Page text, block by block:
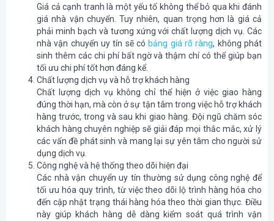
Giá cả cạnh tranh là một yếu tố không thể bỏ qua khi đánh
giá nhà vận chuyển. Tuy nhiên, quan trọng hơn là giá cả
phải minh bạch và tương xứng với chất lượng dịch vụ. Các
nhà vận chuyển uy tín sẽ có bảng giá rõ ràng, không phát
sinh thêm các chi phí bất ngờ và thậm chí có thể giúp bạn
tối ưu chi phí tốt hơn đáng kể.
Chất lượng dịch vụ và hỗ trợ khách hàng
Chất lượng dịch vụ không chỉ thể hiện ở việc giao hàng
đúng thời hạn, mà còn ở sự tận tâm trong việc hỗ trợ khách
hàng trước, trong và sau khi giao hàng. Đội ngũ chăm sóc
khách hàng chuyên nghiệp sẽ giải đáp mọi thắc mắc, xử lý
các vấn đề phát sinh và mang lại sự yên tâm cho người sử
dụng dịch vụ.
Công nghệ và hệ thống theo dõi hiện đại
Các nhà vận chuyển uy tín thường sử dụng công nghệ để
tối ưu hóa quy trình, từ việc theo dõi lộ trình hàng hóa cho
đến cập nhật trạng thái hàng hóa theo thời gian thực. Điều
này giúp khách hàng dễ dàng kiểm soát quá trình vận